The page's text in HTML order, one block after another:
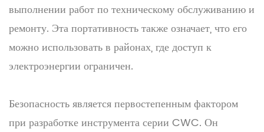
выполнении работ по техническому обслуживанию и
ремонту. Эта портативность также означает, что его
можно использовать в районах, где доступ к
электроэнергии ограничен.
Безопасность является первостепенным фактором
при разработке инструмента серии CWC. Он